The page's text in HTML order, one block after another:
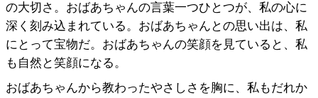
の大切さ。おばあちゃんの言葉一つひとつが、私の心に
深く刻み込まれている。おばあちゃんとの思い出は、私
にとって宝物だ。おばあちゃんの笑顔を見ていると、私
も自然と笑顔になる。
おばあちゃんから教わったやさしさを胸に、私もだれか